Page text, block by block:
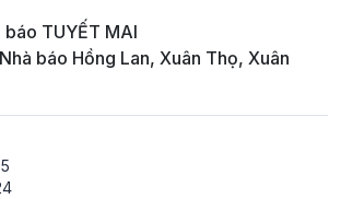
TUYẾT MAI
báo Hồng Lan, Xuân Thọ, Xuân